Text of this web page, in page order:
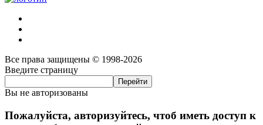
Все права защищены © 1998-2026
Введите страницу
Вы не авторизованы
Пожалуйста, авторизуйтесь, чтоб иметь доступ к